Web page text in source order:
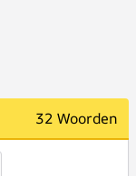
32 Woorden